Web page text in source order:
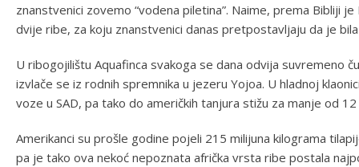
znanstvenici zovemo “vodena piletina”. Naime, prema Bibliji
dvije ribe, za koju znanstvenici danas pretpostavljaju da je
U ribogojilištu Aquafinca svakoga se dana odvija suvremeno
izvlače se iz rodnih spremnika u jezeru Yojoa. U hladnoj
voze u SAD, pa tako do američkih tanjura stižu za manje od
Amerikanci su prošle godine pojeli 215 milijuna kilograma
pa je tako ova nekoć nepoznata afrička vrsta ribe postala